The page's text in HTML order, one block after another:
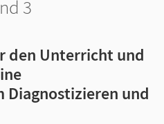
3
den Unterricht und
Diagnostizieren und